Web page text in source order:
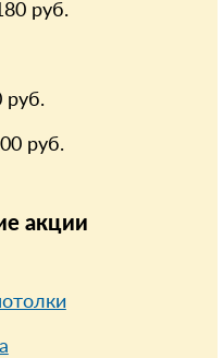
руб.
руб.
руб.
акции